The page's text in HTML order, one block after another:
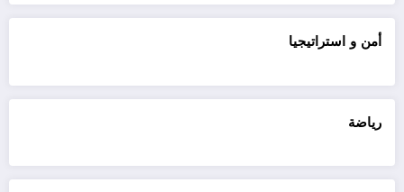
أمن و استراتيجيا
رياضة